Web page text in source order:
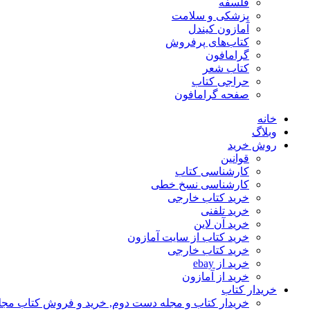
فلسفه
پزشکی و سلامت
آمازون کیندل
کتاب‌های پرفروش
گرامافون
کتاب شعر
حراجی کتاب
صفحه گرامافون
خانه
وبلاگ
روش خرید
قوانین
کارشناسی کتاب
کارشناسی نسخ خطی
خرید کتاب خارجی
خرید تلفنی
خرید آن لاین
خرید کتاب از سایت آمازون
خرید کتاب خارجی
خرید از ebay
خرید از آمازون
خریدار کتاب
خریدار کتاب و مجله دست دوم, خرید و فروش کتاب